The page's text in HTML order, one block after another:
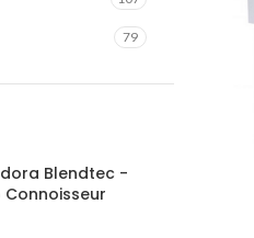
79
Blendtec -
Connoisseur